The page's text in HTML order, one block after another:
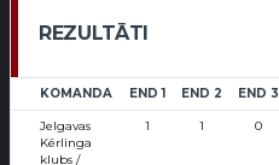
REZULTĀTI
KOMANDA END 1 END 2 END 3
Jelgavas
Kērlinga
klubs /
1 1 0